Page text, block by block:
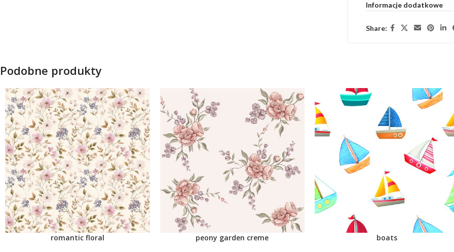
Informacje dodatkowe
Share:
Podobne produkty
romantic floral peony garden creme boats